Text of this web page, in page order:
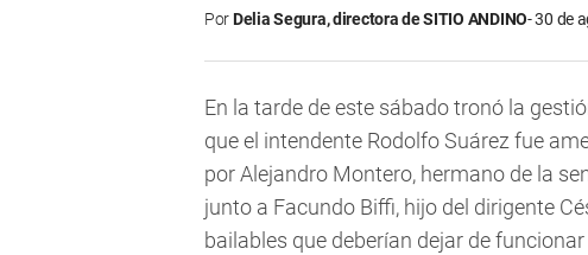
PorDelia Segura, directora de SITIO ANDINO 30 de
En la tarde de este sábado tronó la
que el intendente Rodolfo Suárez fue
por Alejandro Montero, hermano de la
junto a Facundo Biffi, hijo del dirigente
bailables que deberían dejar de